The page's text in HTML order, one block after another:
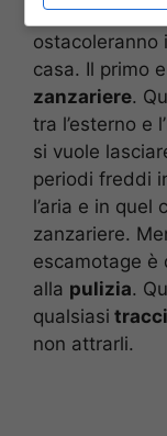
farlo basterà
ostacoleranno
casa. Il primo
zanzariere.
tra l’esterno e
si vuole
periodi freddi
l’aria e in quel
zanzariere.
escamotage è
alla pulizia.
qualsiasi
non attrarli.